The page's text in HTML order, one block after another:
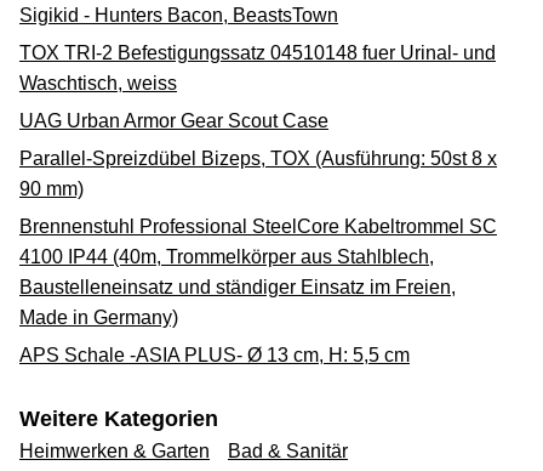
Sigikid - Hunters Bacon, BeastsTown
TOX TRI-2 Befestigungssatz 04510148 fuer Urinal- und
Waschtisch, weiss
UAG Urban Armor Gear Scout Case
Parallel-Spreizdübel Bizeps, TOX (Ausführung: 50st 8 x
90 mm)
Brennenstuhl Professional SteelCore Kabeltrommel SC
4100 IP44 (40m, Trommelkörper aus Stahlblech,
Baustelleneinsatz und ständiger Einsatz im Freien,
Made in Germany)
APS Schale -ASIA PLUS- Ø 13 cm, H: 5,5 cm
Weitere Kategorien
Heimwerken & Garten
Bad & Sanitär